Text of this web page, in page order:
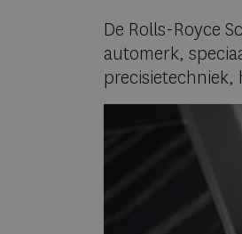
De Rolls-Royce
automerk,